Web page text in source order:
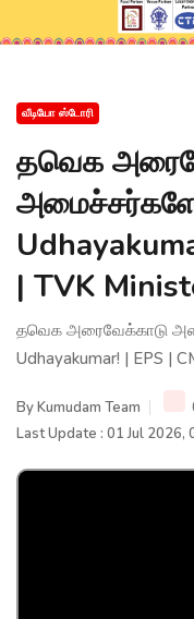
வீடியோ ஸ்டோரி
தவெக
| TVK
தவெக அரைவேக்காடு
Udhayakumar! | EPS |
ByKumudam Team
Last Update : 01 Jul 2026,